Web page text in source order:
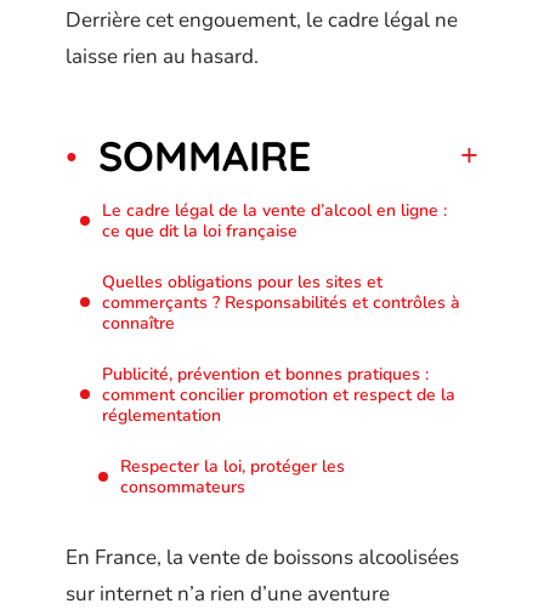
Derrière cet engouement, le cadre légal ne
laisse rien au hasard.
SOMMAIRE
Le cadre légal de la vente d’alcool en ligne :
ce que dit la loi française
Quelles obligations pour les sites et
commerçants ? Responsabilités et contrôles à
connaître
Publicité, prévention et bonnes pratiques :
comment concilier promotion et respect de la
réglementation
Respecter la loi, protéger les
consommateurs
En France, la vente de boissons alcoolisées
sur internet n’a rien d’une aventure